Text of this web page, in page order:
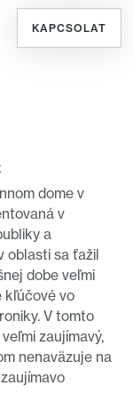
KAPCSOLAT
dome v
v
a
oblasti sa ťažil
dobe veľmi
kľúčové vo
V tomto
zaujímavý,
nenaväzuje na